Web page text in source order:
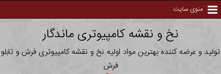
منوی سایت
نخ و نقشه کامپیوتری ماندگار
تولید و عرضه کننده بهترین مواد اولیه نخ و نقشه کامپیوتری فرش و تابلو
فرش